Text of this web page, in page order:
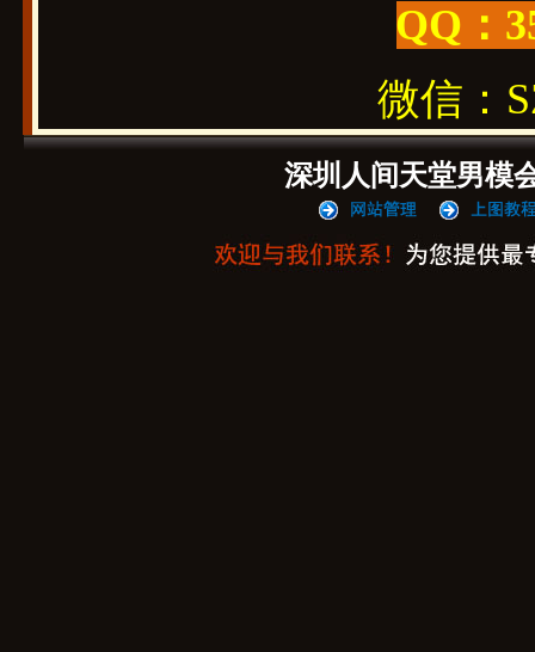
QQ：
微信：
深圳人间天堂男模